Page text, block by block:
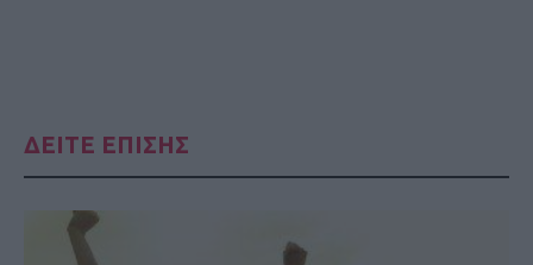
ΔΕΙΤΕ ΕΠΙΣΗΣ